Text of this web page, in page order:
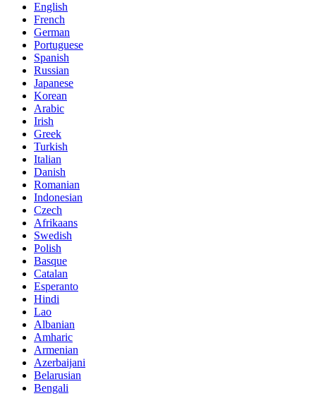
English
French
German
Portuguese
Spanish
Russian
Japanese
Korean
Arabic
Irish
Greek
Turkish
Italian
Danish
Romanian
Indonesian
Czech
Afrikaans
Swedish
Polish
Basque
Catalan
Esperanto
Hindi
Lao
Albanian
Amharic
Armenian
Azerbaijani
Belarusian
Bengali